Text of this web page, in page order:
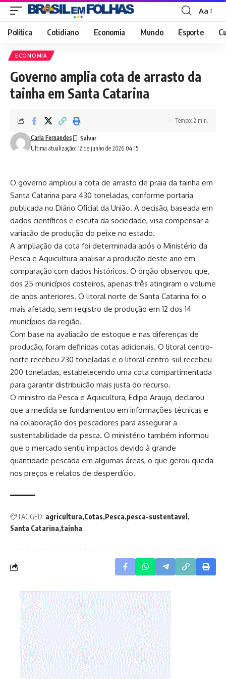
Font
Resizer
Aa
Política Cotidiano Economia Mundo Esporte
ECONOMIA
Governo amplia cota de arrasto da
tainha em Santa Catarina
Última atualização: 12 de junho de 2026 04:15
Carla Fernandes
Tempo: 2 min.
O governo ampliou a cota de arrasto de praia da tainha em
Santa Catarina para 430 toneladas, conforme portaria
publicada no Diário Oficial da União. A decisão, baseada em
dados científicos e escuta da sociedade, visa compensar a
variação de produção do peixe no estado.
A ampliação da cota foi determinada após o Ministério da
Pesca e Aquicultura analisar a produção deste ano em
comparação com dados históricos. O órgão observou que,
dos 25 municípios costeiros, apenas três atingiram o volume
de anos anteriores. O litoral norte de Santa Catarina foi o
mais afetado, sem registro de produção em 12 dos 14
municípios da região.
Com base na avaliação de estoque e nas diferenças de
produção, foram definidas cotas adicionais. O litoral centro-
norte recebeu 230 toneladas e o litoral centro-sul recebeu
200 toneladas, estabelecendo uma cota compartimentada
para garantir distribuição mais justa do recurso.
O ministro da Pesca e Aquicultura, Edipo Araujo, declarou
que a medida se fundamentou em informações técnicas e
na colaboração dos pescadores para assegurar a
sustentabilidade da pesca. O ministério também informou
que o mercado sentiu impactos devido à grande
quantidade pescada em algumas áreas, o que gerou queda
nos preços e relatos de desperdício.
TAGGED: agricultura Cotas Pesca pesca-sustentavel
Santa Catarina tainha